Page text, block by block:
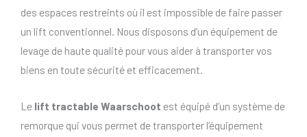
des espaces restreints où il est impossible de faire passer
un lift conventionnel. Nous disposons d’un équipement de
levage de haute qualité pour vous aider à transporter vos
biens en toute sécurité et efficacement.
Le lift tractable Waarschoot est équipé d’un système de
remorque qui vous permet de transporter l’équipement